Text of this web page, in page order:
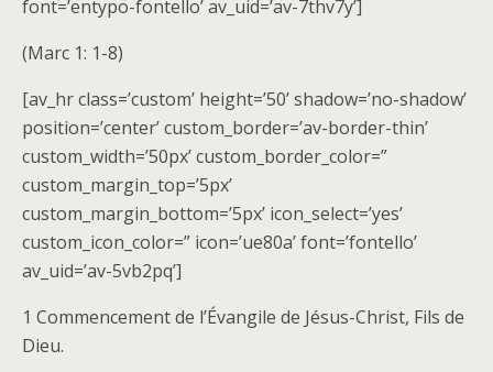
font=’entypo-fontello’ av_uid=’av-7thv7y’]
(Marc 1: 1-8)
[av_hr class=’custom’ height=’50’ shadow=’no-shadow’
position=’center’ custom_border=’av-border-thin’
custom_width=’50px’ custom_border_color=”
custom_margin_top=’5px’
custom_margin_bottom=’5px’ icon_select=’yes’
custom_icon_color=” icon=’ue80a’ font=’fontello’
av_uid=’av-5vb2pq’]
1 Commencement de l’Évangile de Jésus-Christ, Fils de
Dieu.